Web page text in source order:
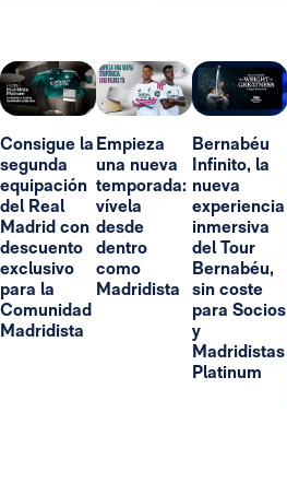
Consigue la
segunda
equipación
del Real
Madrid con
descuento
exclusivo
para la
Comunidad
Madridista
Empieza
una nueva
temporada:
vívela
desde
dentro
como
Madridista
Bernabéu
Infinito, la
nueva
experiencia
inmersiva
del Tour
Bernabéu,
sin coste
para Socios
y
Madridistas
Platinum